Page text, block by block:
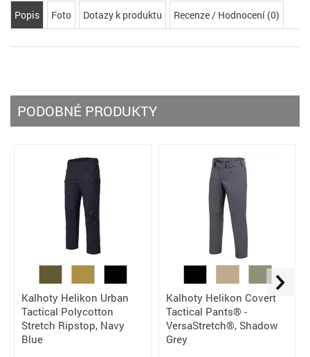
Popis Foto Dotazy k produktu Recenze / Hodnocení (0)
PODOBNÉ PRODUKTY
Kalhoty Helikon Urban
Tactical Polycotton
Stretch Ripstop, Navy
Blue
Kalhoty Helikon Covert
Tactical Pants® -
VersaStretch®, Shadow
Grey